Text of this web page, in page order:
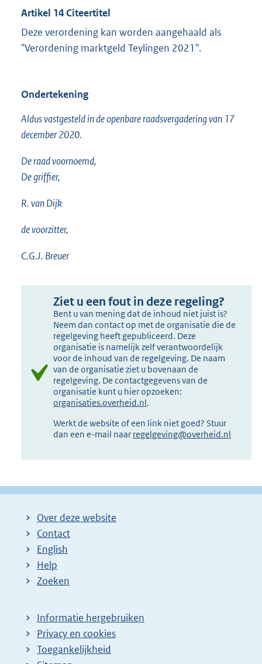
Artikel 14 Citeertitel
Deze verordening kan worden aangehaald als
"Verordening marktgeld Teylingen 2021".
Ondertekening
Aldus vastgesteld in de openbare raadsvergadering van 17
december 2020.
De raad voornoemd,
De griffier,
R. van Dijk
de voorzitter,
C.G.J. Breuer
Ziet u een fout in deze regeling?
Bent u van mening dat de inhoud niet juist is?
Neem dan contact op met de organisatie die de
regelgeving heeft gepubliceerd. Deze
organisatie is namelijk zelf verantwoordelijk
voor de inhoud van de regelgeving. De naam
van de organisatie ziet u bovenaan de
regelgeving. De contactgegevens van de
organisatie kunt u hier opzoeken:
organisaties.overheid.nl.
Werkt de website of een link niet goed? Stuur
dan een e-mail naar regelgeving@overheid.nl
Over deze website
Contact
English
Help
Zoeken
Informatie hergebruiken
Privacy en cookies
Toegankelijkheid